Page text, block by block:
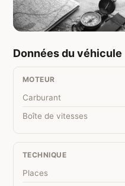
Données du véhicule
MOTEUR
Carburant
Boîte de vitesses
TECHNIQUE
Places